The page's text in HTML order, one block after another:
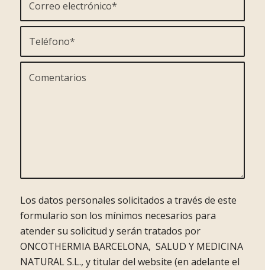
Los datos personales solicitados a través de este
formulario son los mínimos necesarios para
atender su solicitud y serán tratados por
ONCOTHERMIA BARCELONA, SALUD Y MEDICINA
NATURAL S.L., y titular del website (en adelante el